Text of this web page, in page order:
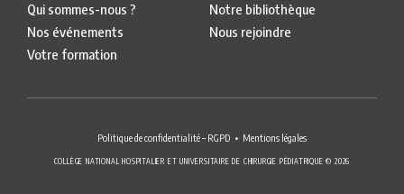
Qui sommes-nous ?
Nos événements
Votre formation
Notre bibliothèque
Nous rejoindre
Politique de confidentialité – RGPD Mentions légales
COLLÈGE NATIONAL HOSPITALIER ET UNIVERSITAIRE DE CHIRURGIE PÉDIATRIQUE © 2026